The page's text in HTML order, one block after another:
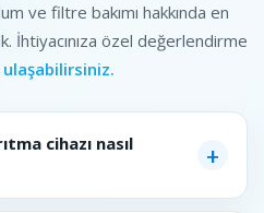
ve filtre bakımı hakkında en
İhtiyacınıza özel değerlendirme
ulaşabilirsiniz.
cihazı nasıl